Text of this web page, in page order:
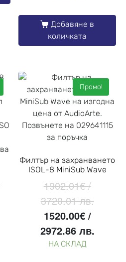
Добавяне в
количката
Промо!
Филтър на захранването
ISOL-8 MiniSub Wave
1902.01€/
3720.01 лв.
1520.00€/
2972.86 лв.
НА СКЛАД